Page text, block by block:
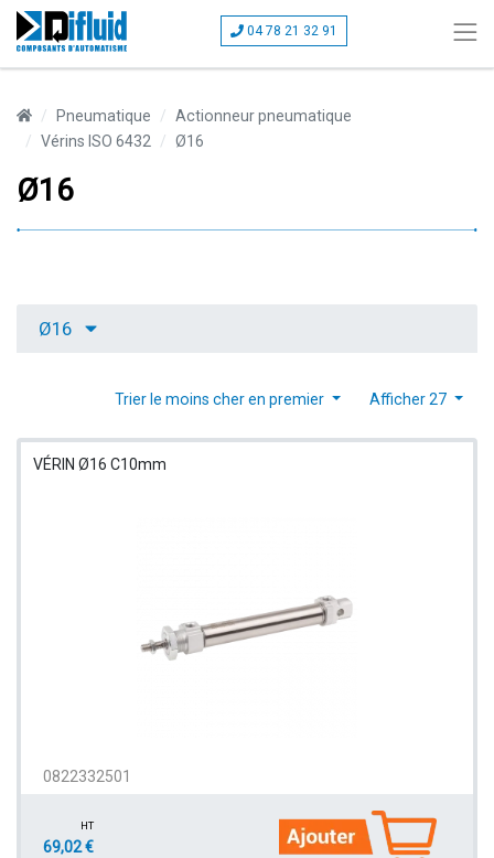
04 78 21 32 91
Pneumatique
Actionneur pneumatique
Vérins ISO 6432
Ø16
Ø16
Ø16
Afficher 27
Trier le moins cher en premier
VÉRIN Ø16 C10mm
0822332501
HT
69,02 €